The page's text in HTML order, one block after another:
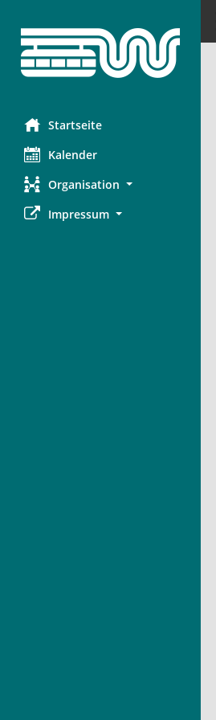
Startseite
Kalender
Organisation
Impressum